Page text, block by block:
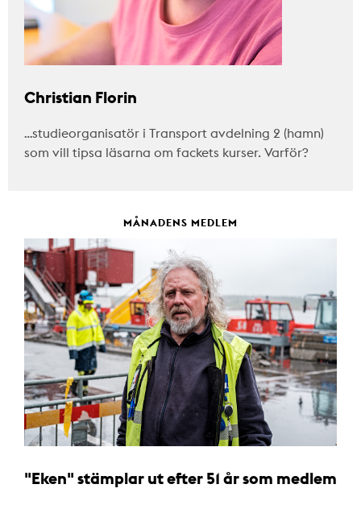
Christian Florin
…studieorganisatör i Transport avdelning 2 (hamn)
som vill tipsa läsarna om fackets kurser. Varför?
MÅNADENS MEDLEM
"Eken" stämplar ut efter 51 år som medlem